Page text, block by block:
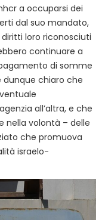
a occuparsi dei
dal suo mandato,
loro riconosciuti
continuare a
di somme
dunque chiaro che
all’altra, e che
nella volontà – delle
che promuova
israelo-